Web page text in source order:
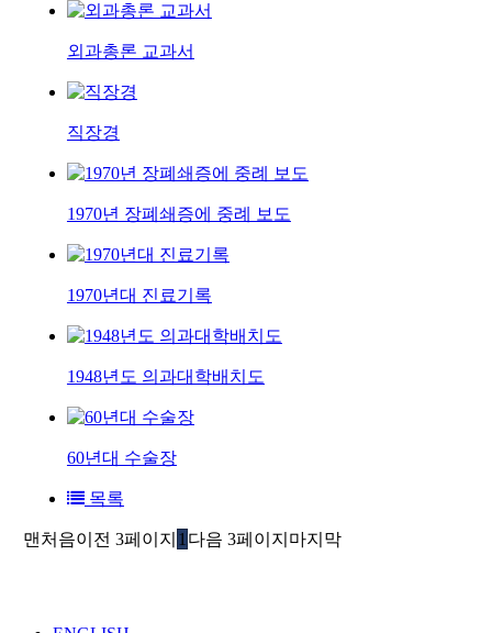
외과총론 교과서
직장경
1970년 장폐쇄증에 중례 보도
1970년대 진료기록
1948년도 의과대학배치도
60년대 수술장
목록
맨처음이전 3페이지 1 다음 3페이지 마지막